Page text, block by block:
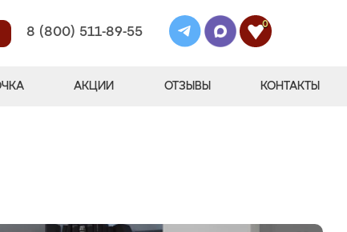
8 (800) 511-89-55
0
АКЦИИ ОТЗЫВЫ КОНТАКТЫ